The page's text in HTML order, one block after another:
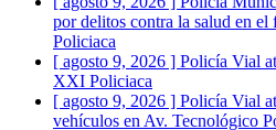
por delitos contra la salud en
Policiaca
[ agosto 9, 2026 ] Policía Vial
XXI Policiaca
[ agosto 9, 2026 ] Policía Vial
vehículos en Av. Tecnológico